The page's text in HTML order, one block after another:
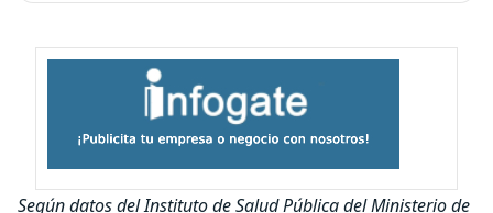
Según datos del Instituto de Salud Pública del Ministerio de